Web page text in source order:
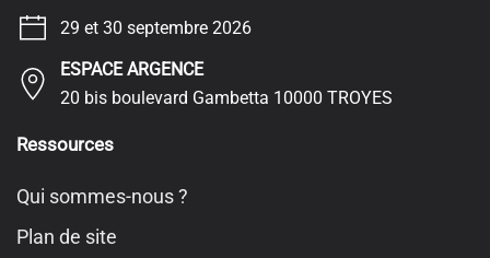
29 et 30 septembre 2026
ESPACE ARGENCE
20 bis boulevard Gambetta 10000 TROYES
Ressources
Qui sommes-nous ?
Plan de site